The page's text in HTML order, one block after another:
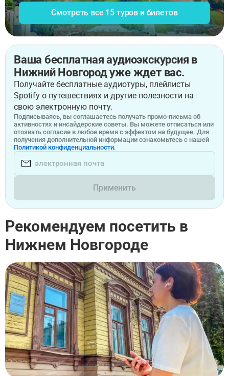
Смотреть все 15 туров и билетов
Ваша бесплатная аудиоэкскурсия в
Нижний Новгород уже ждет вас.
Получайте бесплатные аудиотуры, плейлисты
Spotify о путешествиях и другие полезности на
свою электронную почту.
Подписываясь, вы соглашаетесь получать промо-письма об
активностях и инсайдерские советы. Вы можете отписаться или
отозвать согласие в любое время с эффектом на будущее. Для
получения дополнительной информации ознакомьтесь с нашей
Политикой конфиденциальности.
Применить
Рекомендуем посетить в
Нижнем Новгороде